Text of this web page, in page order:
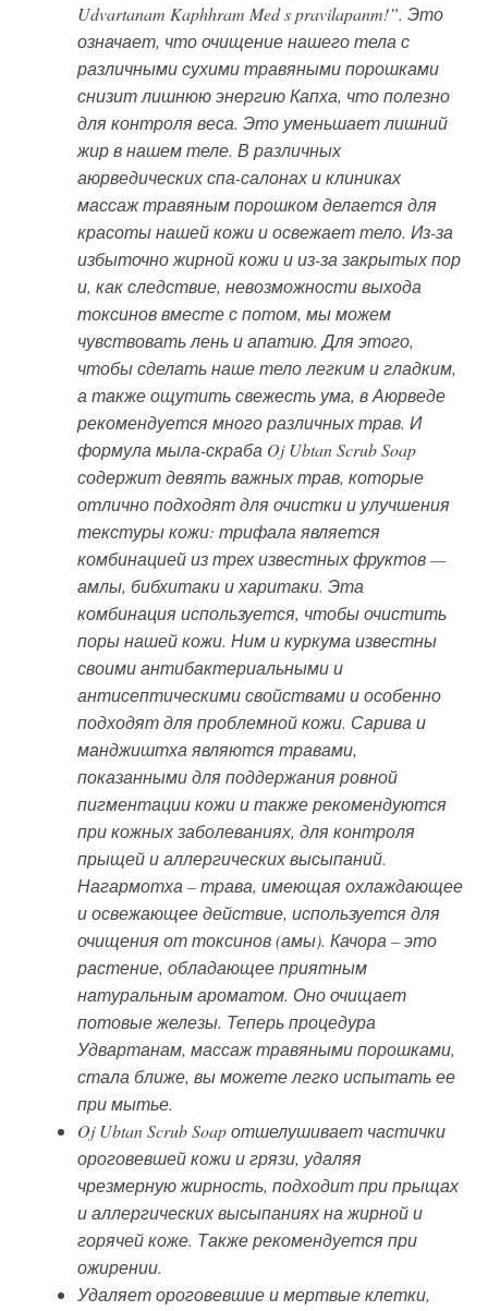
Udvartanam Kaphhram Med s pravilapanm!”. Это
означает, что очищение нашего тела с
различными сухими травяными порошками
снизит лишнюю энергию Капха, что полезно
для контроля веса. Это уменьшает лишний
жир в нашем теле. В различных
аюрведических спа-салонах и клиниках
массаж травяным порошком делается для
красоты нашей кожи и освежает тело. Из-за
избыточно жирной кожи и из-за закрытых пор
и, как следствие, невозможности выхода
токсинов вместе с потом, мы можем
чувствовать лень и апатию. Для этого,
чтобы сделать наше тело легким и гладким,
а также ощутить свежесть ума, в Аюрведе
рекомендуется много различных трав. И
формула мыла-скраба Oj Ubtan Scrub Soap
содержит девять важных трав, которые
отлично подходят для очистки и улучшения
текстуры кожи: трифала является
комбинацией из трех известных фруктов —
амлы, бибхитаки и харитаки. Эта
комбинация используется, чтобы очистить
поры нашей кожи. Ним и куркума известны
своими антибактериальными и
антисептическими свойствами и особенно
подходят для проблемной кожи. Сарива и
манджиштха являются травами,
показанными для поддержания ровной
пигментации кожи и также рекомендуются
при кожных заболеваниях, для контроля
прыщей и аллергических высыпаний.
Нагармотха – трава, имеющая охлаждающее
и освежающее действие, используется для
очищения от токсинов (амы). Качора – это
растение, обладающее приятным
натуральным ароматом. Оно очищает
потовые железы. Теперь процедура
Удвартанам, массаж травяными порошками,
стала ближе, вы можете легко испытать ее
при мытье.
Oj Ubtan Scrub Soap отшелушивает частички
ороговевшей кожи и грязи, удаляя
чрезмерную жирность, подходит при прыщах
и аллергических высыпаниях на жирной и
горячей коже. Также рекомендуется при
ожирении.
Удаляет ороговевшие и мертвые клетки,